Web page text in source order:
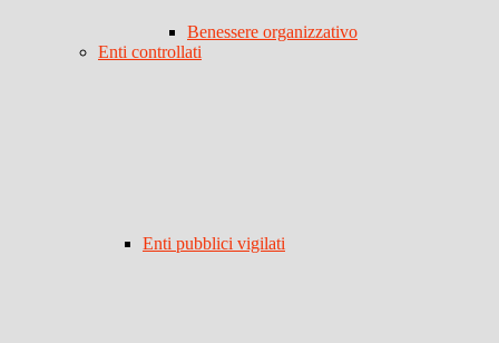
Benessere organizzativo
Enti controllati
Enti pubblici vigilati